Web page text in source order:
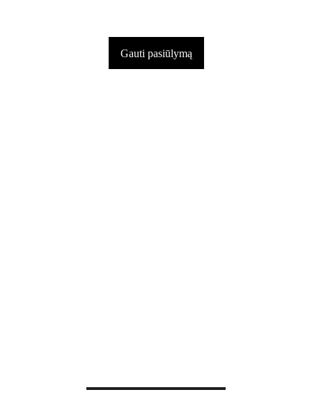
Gauti pasiūlymą